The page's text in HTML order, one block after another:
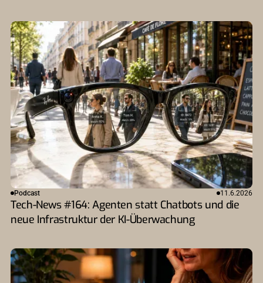
Podcast 11.6.2026
Tech-News #164: Agenten statt Chatbots und die
neue Infrastruktur der KI-Überwachung